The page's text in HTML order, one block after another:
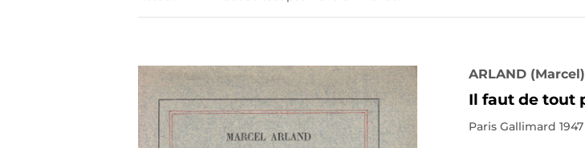
ARLAND
Il faut de tout
Paris Gallimard 1947